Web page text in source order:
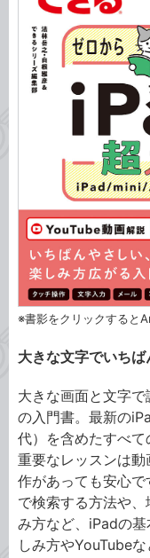
※書影をクリックすると
大きな文字でいち
大きな画面と文字
の入門書。最新の
代）を含めたすべて
重要なレッスンは
作があっても安心
で検索する方法や
み方など、iPadの
しみ方やYouTube